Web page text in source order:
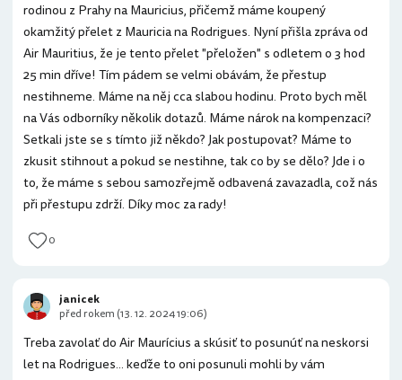
rodinou z Prahy na Mauricius, přičemž máme koupený
okamžitý přelet z Mauricia na Rodrigues. Nyní přišla zpráva od
Air Mauritius, že je tento přelet "přeložen" s odletem o 3 hod
25 min dříve! Tím pádem se velmi obávám, že přestup
nestihneme. Máme na něj cca slabou hodinu. Proto bych měl
na Vás odborníky několik dotazů. Máme nárok na kompenzaci?
Setkali jste se s tímto již někdo? Jak postupovat? Máme to
zkusit stihnout a pokud se nestihne, tak co by se dělo? Jde i o
to, že máme s sebou samozřejmě odbavená zavazadla, což nás
při přestupu zdrží. Díky moc za rady!
0
Treba zavolať do Air Maurícius a skúsiť to posunúť na neskorsi
let na Rodrigues... keďže to oni posunuli mohli by vám
janicek
před rokem (13. 12. 2024 19:06)